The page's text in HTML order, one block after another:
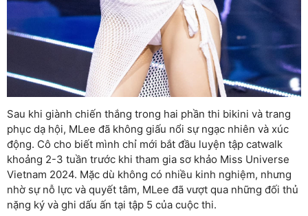
Sau khi giành chiến thắng trong hai phần thi bikini và trang
phục dạ hội, MLee đã không giấu nổi sự ngạc nhiên và xúc
động. Cô cho biết mình chỉ mới bắt đầu luyện tập catwalk
khoảng 2-3 tuần trước khi tham gia sơ khảo Miss Universe
Vietnam 2024. Mặc dù không có nhiều kinh nghiệm, nhưng
nhờ sự nỗ lực và quyết tâm, MLee đã vượt qua những đối thủ
nặng ký và ghi dấu ấn tại tập 5 của cuộc thi.